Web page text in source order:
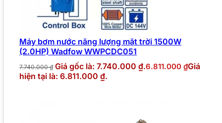
Máy bơm nước năng lượng mặt trời 1500W
(2.0HP) Wadfow WWPCDC051
7.740.000₫ Giá gốc là: 7.740.000 ₫.6.811.000 ₫Giá
hiện tại là: 6.811.000 ₫.